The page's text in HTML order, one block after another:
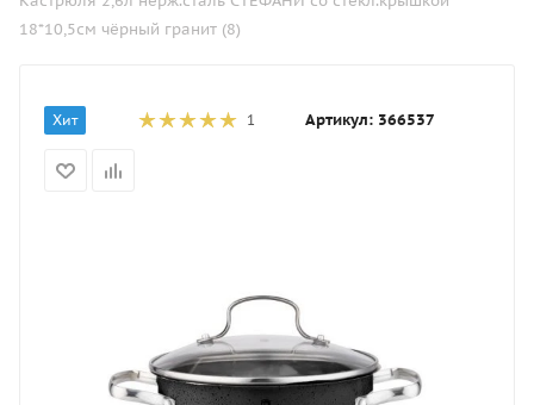
18*10,5см чёрный гранит (8)
Хит 1 Артикул: 366537